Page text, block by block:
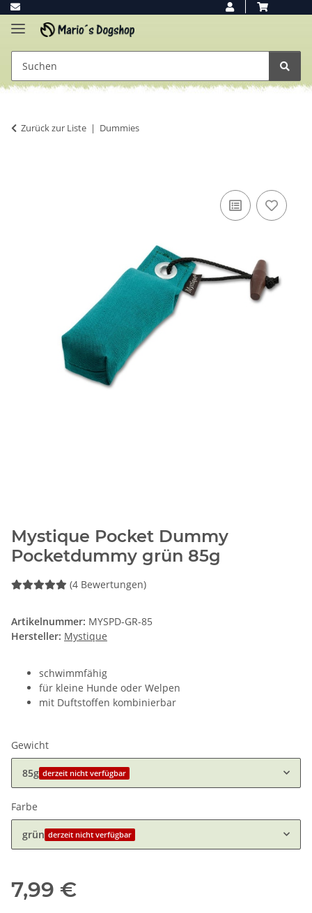
Zurück zur Liste Dummies
Mystique Pocket Dummy
Pocketdummy grün 85g
(4 Bewertungen)
Artikelnummer: MYSPD-GR-85
Hersteller: Mystique
schwimmfähig
für kleine Hunde oder Welpen
mit Duftstoffen kombinierbar
Gewicht
85g derzeit nicht verfügbar
Farbe
grün derzeit nicht verfügbar
7,99 €